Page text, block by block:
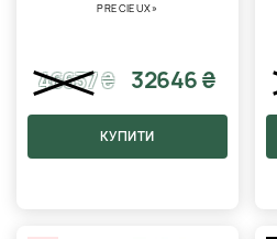
PRECIEUX»
46637₴ 32646 ₴
КУПИТИ